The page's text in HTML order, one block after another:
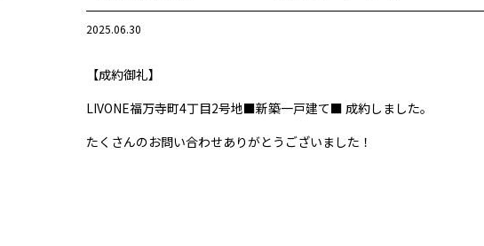
2025.06.30
【成約御礼】
LIVONE福万寺町4丁目2号地■新築一戸建て■ 成約しました。
たくさんのお問い合わせありがとうございました！